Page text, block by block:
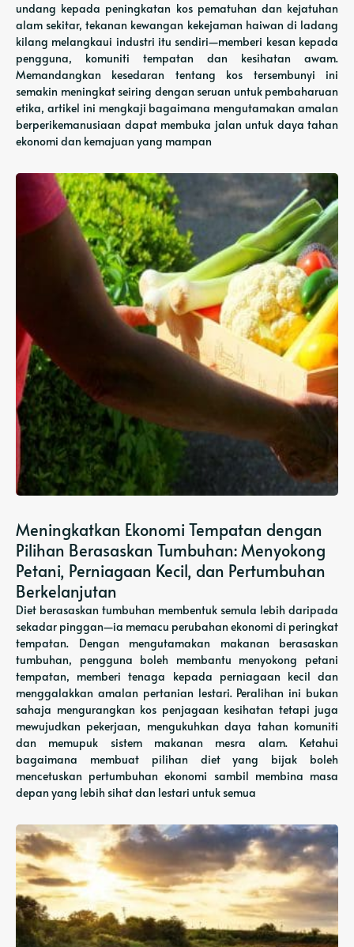
undang kepada peningkatan kos pematuhan dan kejatuhan
alam sekitar, tekanan kewangan kekejaman haiwan di ladang
kilang melangkaui industri itu sendiri—memberi kesan kepada
pengguna, komuniti tempatan dan kesihatan awam.
Memandangkan kesedaran tentang kos tersembunyi ini
semakin meningkat seiring dengan seruan untuk pembaharuan
etika, artikel ini mengkaji bagaimana mengutamakan amalan
berperikemanusiaan dapat membuka jalan untuk daya tahan
ekonomi dan kemajuan yang mampan
Meningkatkan Ekonomi Tempatan dengan
Pilihan Berasaskan Tumbuhan: Menyokong
Petani, Perniagaan Kecil, dan Pertumbuhan
Berkelanjutan
Diet berasaskan tumbuhan membentuk semula lebih daripada
sekadar pinggan—ia memacu perubahan ekonomi di peringkat
tempatan. Dengan mengutamakan makanan berasaskan
tumbuhan, pengguna boleh membantu menyokong petani
tempatan, memberi tenaga kepada perniagaan kecil dan
menggalakkan amalan pertanian lestari. Peralihan ini bukan
sahaja mengurangkan kos penjagaan kesihatan tetapi juga
mewujudkan pekerjaan, mengukuhkan daya tahan komuniti
dan memupuk sistem makanan mesra alam. Ketahui
bagaimana membuat pilihan diet yang bijak boleh
mencetuskan pertumbuhan ekonomi sambil membina masa
depan yang lebih sihat dan lestari untuk semua